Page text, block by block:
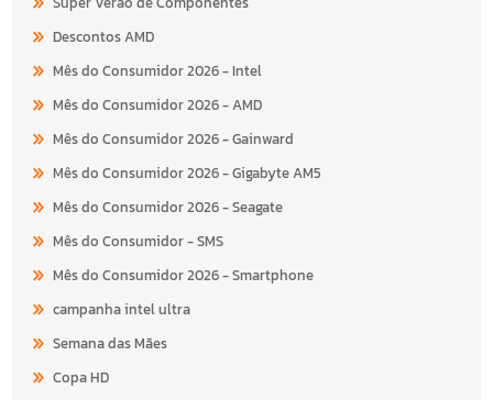
Descontos AMD
Mês do Consumidor 2026 - Intel
Mês do Consumidor 2026 - AMD
Mês do Consumidor 2026 - Gainward
Mês do Consumidor 2026 - Gigabyte AM5
Mês do Consumidor 2026 - Seagate
Mês do Consumidor - SMS
Mês do Consumidor 2026 - Smartphone
campanha intel ultra
Semana das Mães
Copa HD